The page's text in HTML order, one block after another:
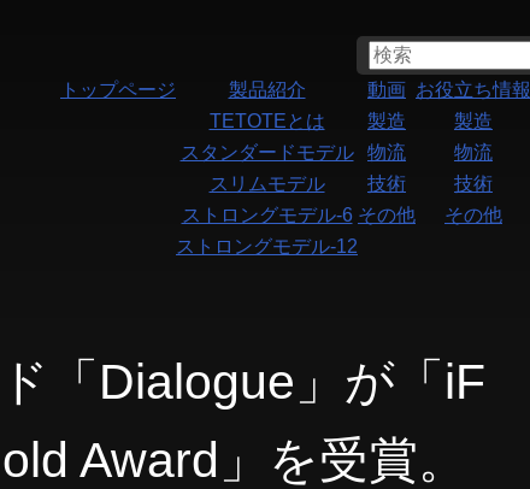
トップページ
製品紹介
TETOTEとは
スタンダードモデル
スリムモデル
ストロングモデル-6
ストロングモデル-12
動画
製造
物流
技術
その他
お役立ち情報
製造
物流
技術
その他
「Dialogue」が「iF
Award」を受賞。